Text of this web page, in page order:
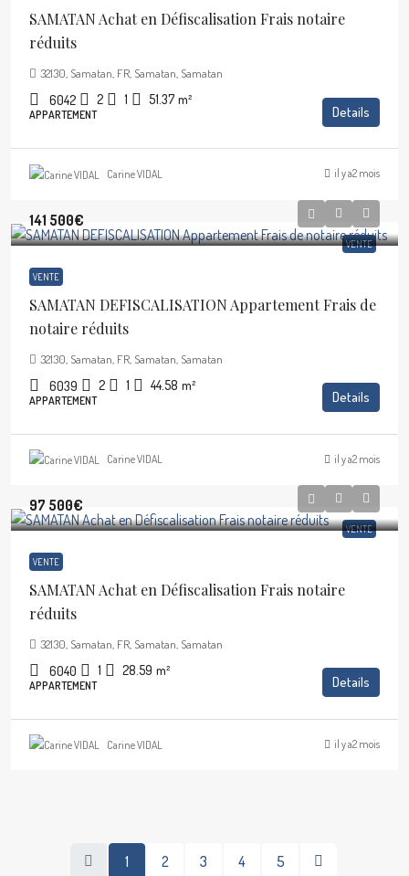
SAMATAN Achat en Défiscalisation Frais notaire
réduits
32130, Samatan, FR, Samatan, Samatan
6042 2 1 51.37 m²
APPARTEMENT Details
Carine VIDAL il y a2 mois
VENTE
141 500€
VENTE
SAMATAN DEFISCALISATION Appartement Frais de
notaire réduits
32130, Samatan, FR, Samatan, Samatan
6039 2 1 44.58 m²
APPARTEMENT Details
Carine VIDAL il y a2 mois
VENTE
97 500€
VENTE
SAMATAN Achat en Défiscalisation Frais notaire
réduits
32130, Samatan, FR, Samatan, Samatan
6040 1 28.59 m²
APPARTEMENT Details
Carine VIDAL il y a2 mois
1 2 3 4 5